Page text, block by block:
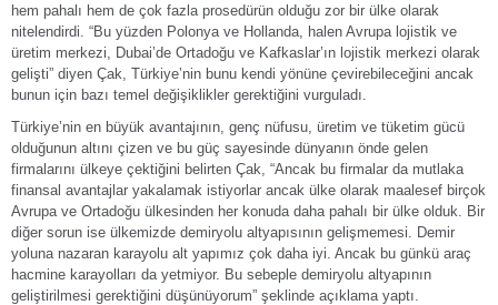
hem pahalı hem de çok fazla prosedürün olduğu zor bir ülke olarak
nitelendirdi. “Bu yüzden Polonya ve Hollanda, halen Avrupa lojistik ve
üretim merkezi, Dubai’de Ortadoğu ve Kafkaslar’ın lojistik merkezi olarak
gelişti” diyen Çak, Türkiye’nin bunu kendi yönüne çevirebileceğini ancak
bunun için bazı temel değişiklikler gerektiğini vurguladı.
Türkiye’nin en büyük avantajının, genç nüfusu, üretim ve tüketim gücü
olduğunun altını çizen ve bu güç sayesinde dünyanın önde gelen
firmalarını ülkeye çektiğini belirten Çak, “Ancak bu firmalar da mutlaka
finansal avantajlar yakalamak istiyorlar ancak ülke olarak maalesef birçok
Avrupa ve Ortadoğu ülkesinden her konuda daha pahalı bir ülke olduk. Bir
diğer sorun ise ülkemizde demiryolu altyapısının gelişmemesi. Demir
yoluna nazaran karayolu alt yapımız çok daha iyi. Ancak bu günkü araç
hacmine karayolları da yetmiyor. Bu sebeple demiryolu altyapının
geliştirilmesi gerektiğini düşünüyorum” şeklinde açıklama yaptı.